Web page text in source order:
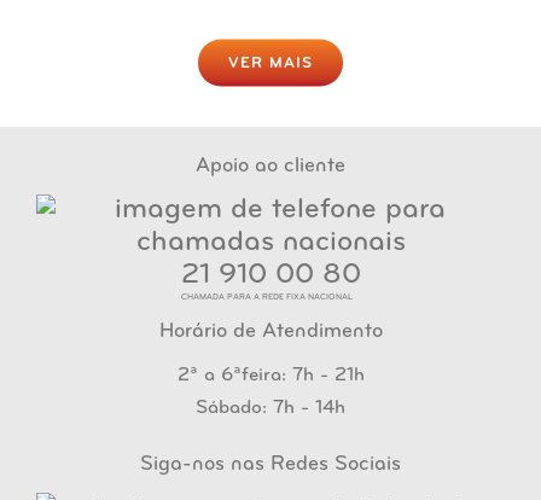
VER MAIS
Apoio ao cliente
21 910 00 80
CHAMADA PARA A REDE FIXA NACIONAL
Horário de Atendimento
2ª a 6ªfeira: 7h - 21h
Sábado: 7h - 14h
Siga-nos nas Redes Sociais